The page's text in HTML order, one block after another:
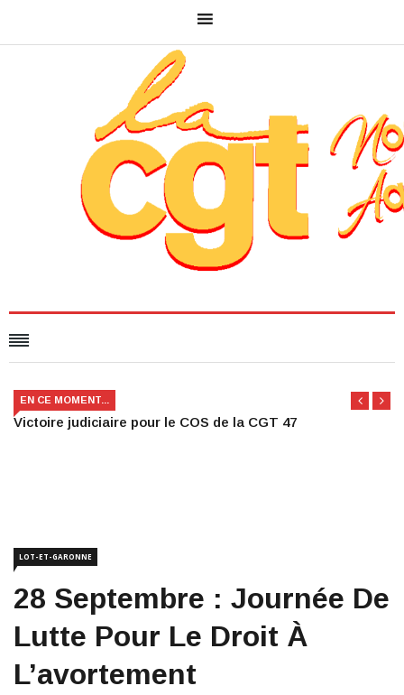
EN CE MOMENT...
Victoire judiciaire pour le COS de la CGT 47
LOT-ET-GARONNE
28 Septembre : Journée De
Lutte Pour Le Droit À
L’avortement